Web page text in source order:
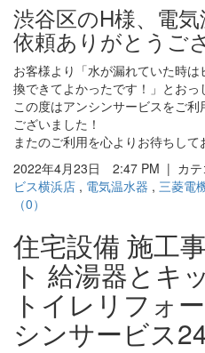
渋谷区のH様、電
依頼ありがとうご
お客様より「水が漏れていた時
換できてよかったです！」とおっ
この度はアンシンサービスをご
ございました！
またのご利用を心よりお待ちして
2022年4月23日 2:47 PM | カテ
ビス横浜店 , 電気温水器 , 三菱電
（0）
住宅設備 施工
ト 給湯器とキ
トイレリフォ
シンサービス